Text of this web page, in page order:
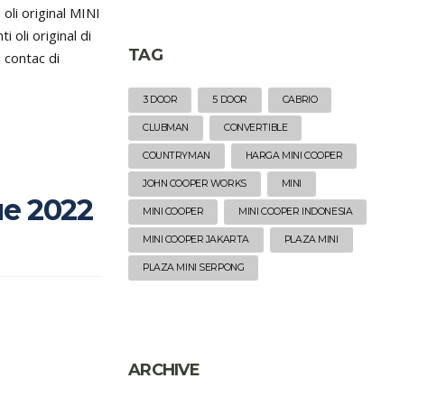
original MINI
oli original di
di
2022
TAG
3 DOOR 5 DOOR CABRIO
CLUBMAN CONVERTIBLE
COUNTRYMAN HARGA MINI COOPER
JOHN COOPER WORKS MINI
MINI COOPER MINI COOPER INDONESIA
MINI COOPER JAKARTA PLAZA MINI
PLAZA MINI SERPONG
ARCHIVE